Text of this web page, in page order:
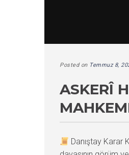
Posted on Temmuz 8,
ASKERÎ
Danıştay